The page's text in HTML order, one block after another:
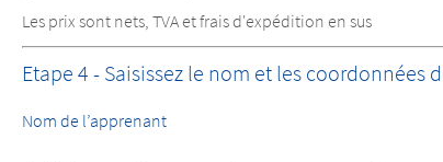
Les prix sont nets, TVA et frais d'expédition en sus
Etape 4 - Saisissez le nom et les
Nom de l’apprenant